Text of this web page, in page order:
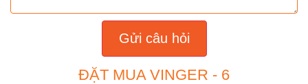
Gửi câu hỏi
ĐẶT MUA VINGER - 6